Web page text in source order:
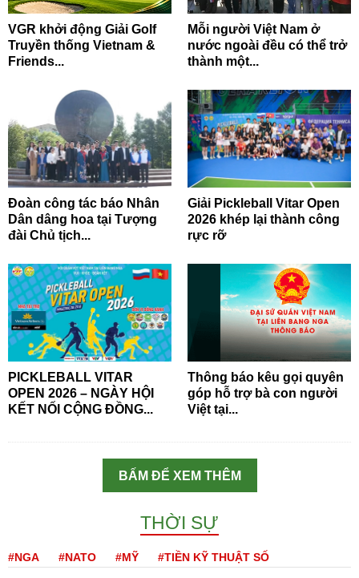
VGR khởi động Giải Golf
Truyền thống Vietnam &
Friends...
Mỗi người Việt Nam ở
nước ngoài đều có thể trở
thành một...
Đoàn công tác báo Nhân
Dân dâng hoa tại Tượng
đài Chủ tịch...
Giải Pickleball Vitar Open
2026 khép lại thành công
rực rỡ
PICKLEBALL VITAR
OPEN 2026 – NGÀY HỘI
KẾT NỐI CỘNG ĐỒNG...
Thông báo kêu gọi quyên
góp hỗ trợ bà con người
Việt tại...
BẤM ĐỂ XEM THÊM
THỜI SỰ
#NGA #NATO #MỸ #TIỀN KỸ THUẬT SỐ